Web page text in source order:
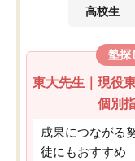
高校生
塾探
東大先生｜現役
個別
成果につながる
徒にもおすすめ